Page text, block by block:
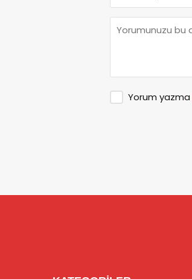
Yorum yazma